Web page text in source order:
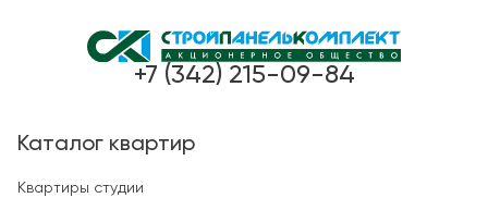
+7 (342) 215-09-84
Каталог квартир
Квартиры студии